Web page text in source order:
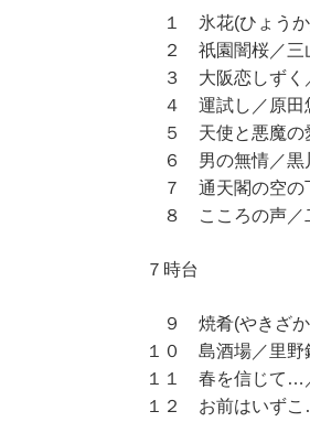
１ 氷花(ひょうか
２ 祇園闇桜／三
３ 大阪恋しずく
４ 運試し／原田
５ 天使と悪魔の
６ 男の無情／黒
７ 通天閣の空の
８ こころの声／
７時台
９ 焼肴(やきざか
１０ 島酒場／里野
１１ 春を信じて…
１２ お前はいず